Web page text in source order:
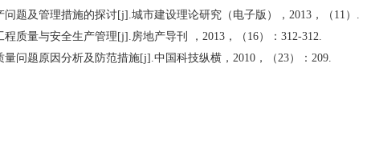
及管理措施的探讨[j].城市建设理论研究（电子版），2013，（11）.
量与安全生产管理[j].房地产导刊 ，2013，（16）：312-312.
题原因分析及防范措施[j].中国科技纵横，2010，（23）：209.